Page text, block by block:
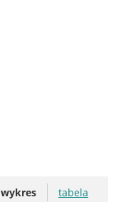
wykres tabela